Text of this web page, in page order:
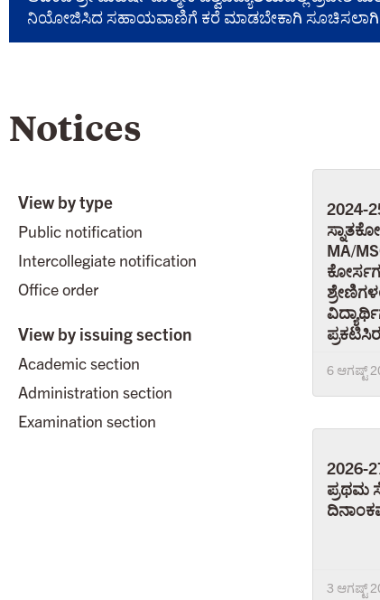
ನಿಯೋಜಿಸಿದ ಸಹಾಯವಾಣಿಗೆ ಕರೆ ಮಾಡಬೇಕಾಗಿ
Notices
View by type
Public notification
Intercollegiate notification
Office order
View by issuing section
Academic section
Administration section
Examination section
2024-
MA/
6 ಆಗಷ್ಟ್
2026-
ಪ್ರಥಮ
3 ಆಗಷ್ಟ್